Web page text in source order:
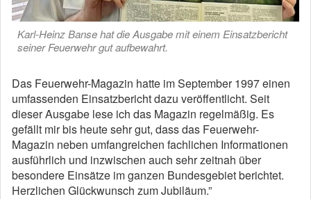
Karl-Heinz Banse hat die Ausgabe mit einem Einsatzbericht
seiner Feuerwehr gut aufbewahrt.
Das Feuerwehr-Magazin hatte im September 1997 einen
umfassenden Einsatzbericht dazu veröffentlicht. Seit
dieser Ausgabe lese ich das Magazin regelmäßig. Es
gefällt mir bis heute sehr gut, dass das Feuerwehr-
Magazin neben umfangreichen fachlichen Informationen
ausführlich und inzwischen auch sehr zeitnah über
besondere Einsätze im ganzen Bundesgebiet berichtet.
Herzlichen Glückwunsch zum Jubiläum.”